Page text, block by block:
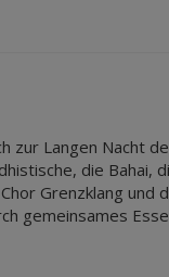
Langen Nacht
die Bahai,
Grenzklang und
gemeinsames